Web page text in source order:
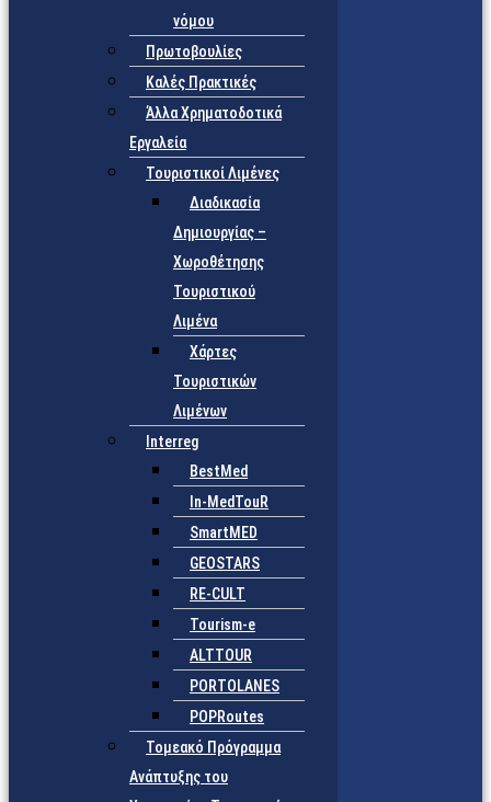
νόμου
Πρωτοβουλίες
Καλές Πρακτικές
Άλλα Χρηματοδοτικά
Εργαλεία
Τουριστικοί Λιμένες
Διαδικασία
Δημιουργίας –
Χωροθέτησης
Τουριστικού
Λιμένα
Χάρτες
Τουριστικών
Λιμένων
Interreg
BestMed
In-MedTouR
SmartMED
GEOSTARS
RE-CULT
Tourism-e
ALTTOUR
PORTOLANES
POPRoutes
Τομεακό Πρόγραμμα
Ανάπτυξης του